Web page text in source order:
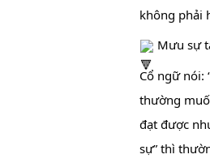
không phải
Mưu sự
Cổ ngữ
thường
đạt được
sự” thì